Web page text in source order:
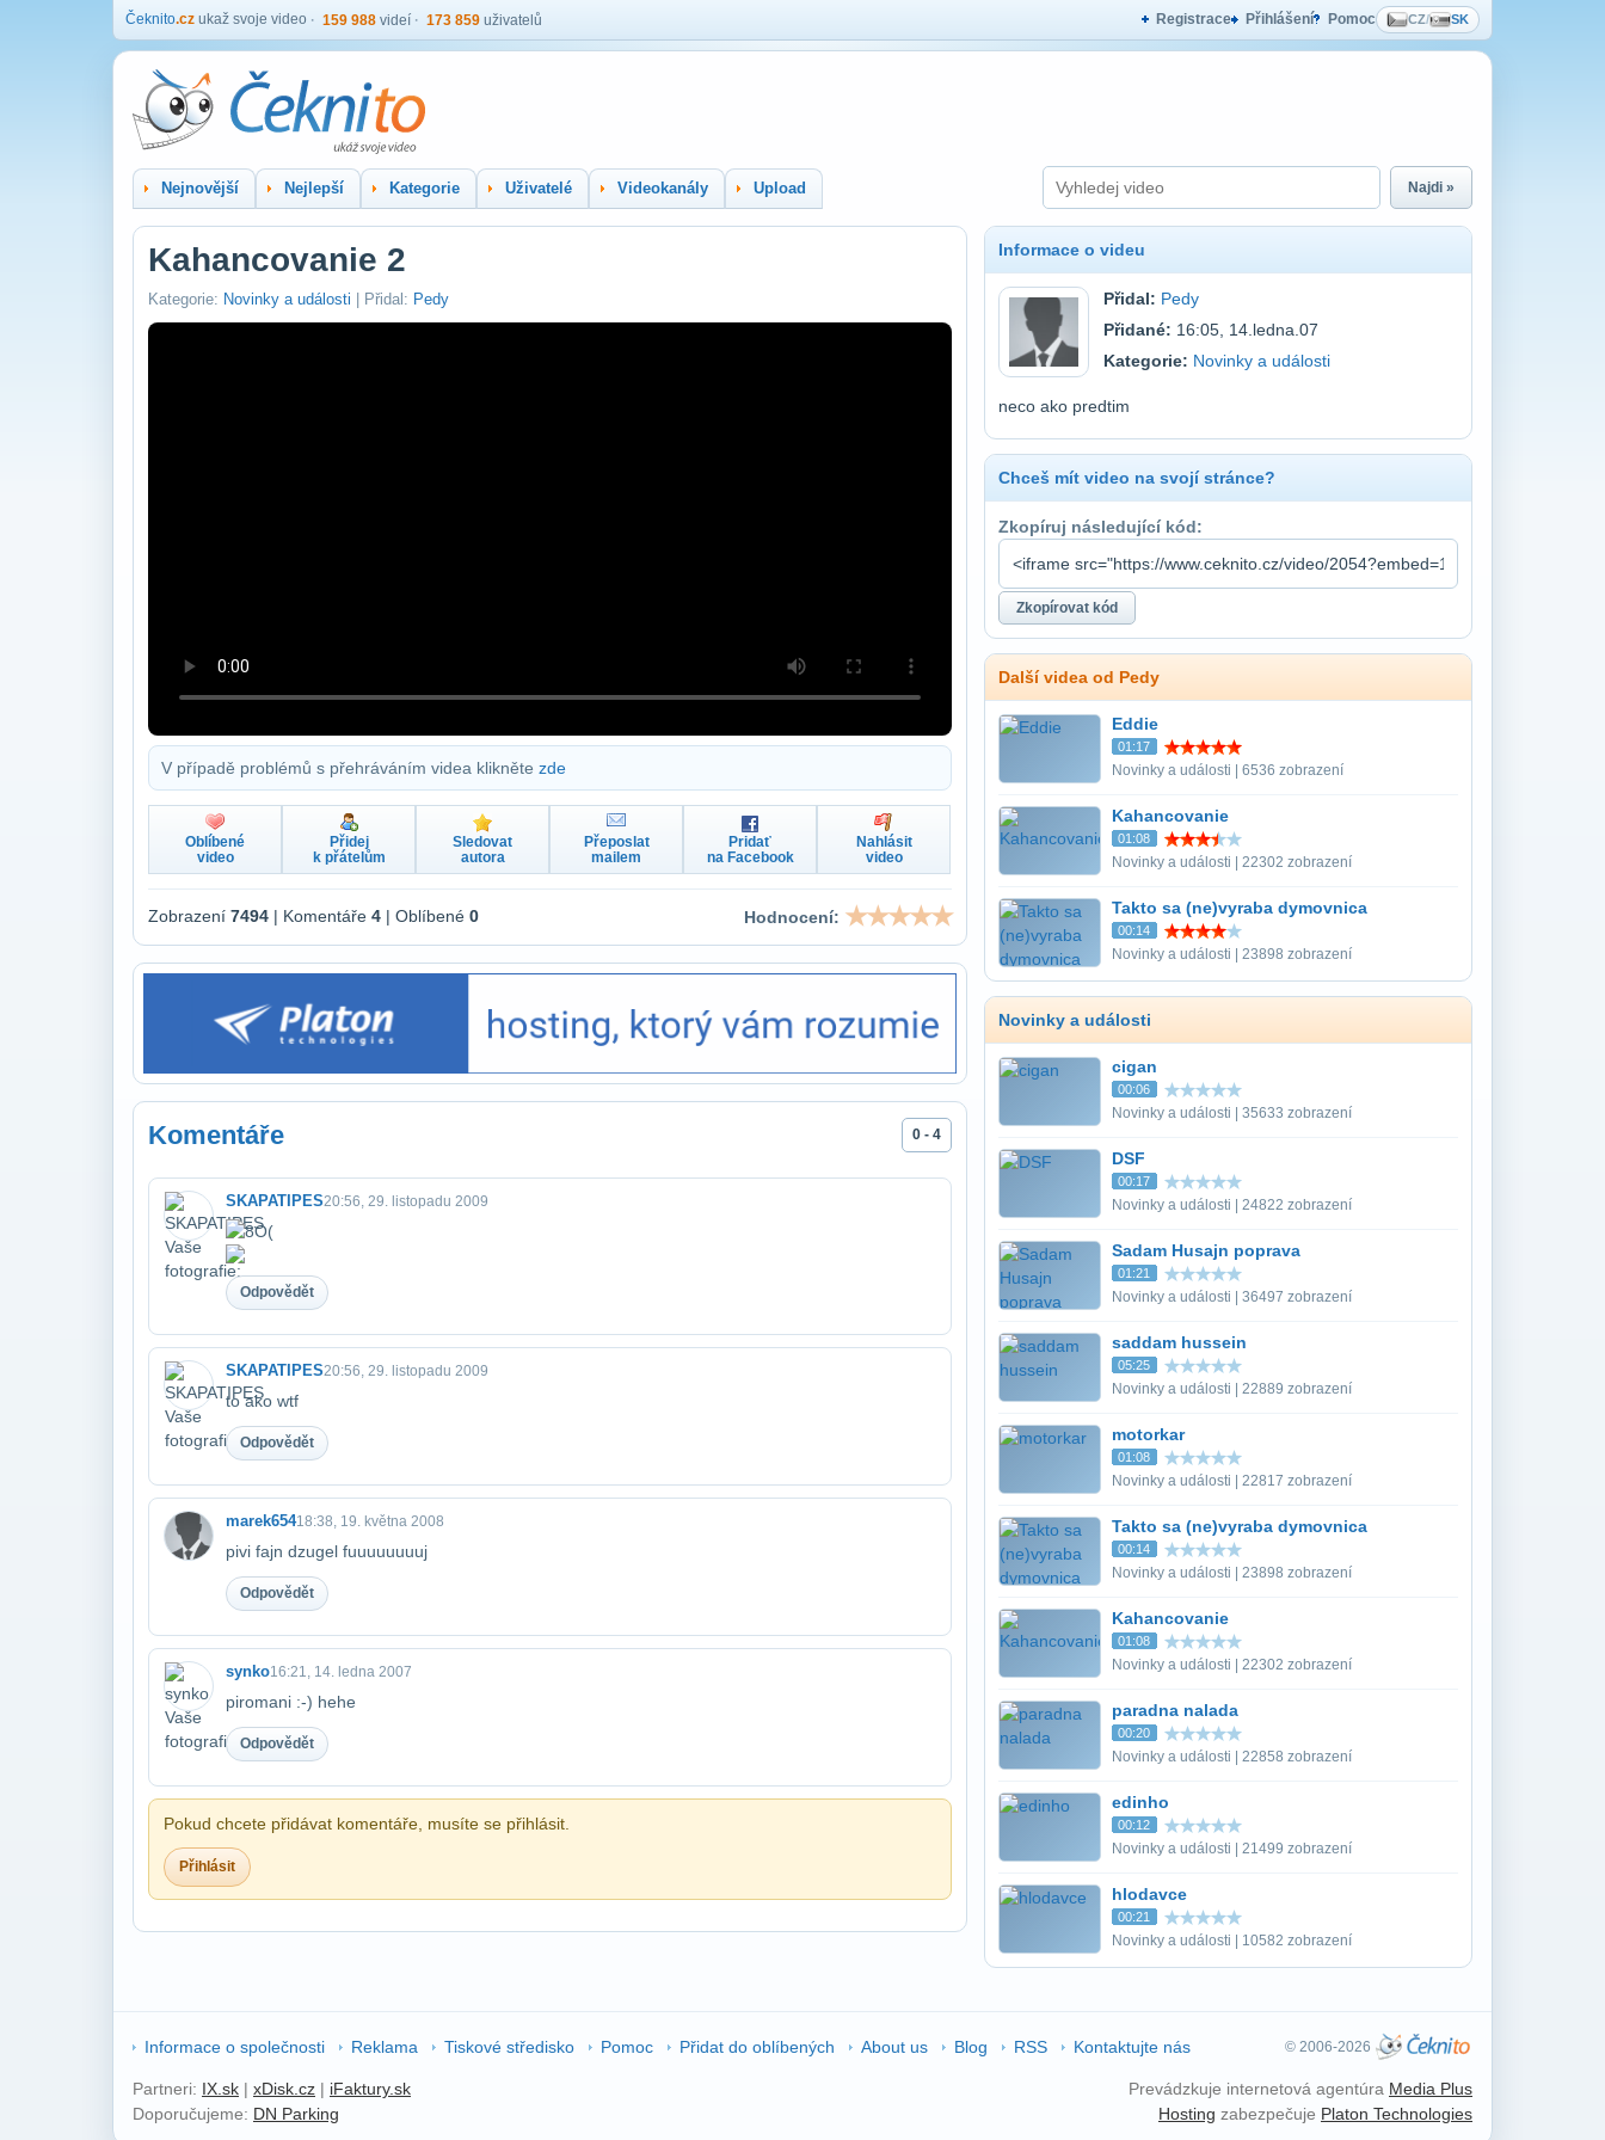
Čeknito.cz ukaž svoje video 159 988 videí 173 859 uživatelů Registrace Přihlášení Pomoc CZ/ SK
Nejnovější Nejlepší Kategorie Uživatelé Videokanály Upload Najdi »
Kahancovanie 2
Kategorie: Novinky a události | Přidal: Pedy
V případě problémů s přehráváním videa klikněte zde
Oblíbené
video
Přidej
k přátelům
Sledovat
autora
Přeposlat
mailem
Pridať
na Facebook
Nahlásit
video
Zobrazení 7494 | Komentáře 4 | Oblíbené 0 Hodnocení:
Komentáře 0 - 4
SKAPATIPES20:56, 29. listopadu 2009
Odpovědět
SKAPATIPES20:56, 29. listopadu 2009
to ako wtf
Odpovědět
marek65418:38, 19. května 2008
pivi fajn dzugel fuuuuuuuuj
Odpovědět
synko16:21, 14. ledna 2007
piromani :-) hehe
Odpovědět
Pokud chcete přidávat komentáře, musíte se přihlásit.
Přihlásit
Informace o videu
Přidal: Pedy
Přidané: 16:05, 14.ledna.07
Kategorie: Novinky a události
neco ako predtim
Chceš mít video na svojí stránce?
Zkopíruj následující kód:
Další videa od Pedy
Eddie
01:17
Novinky a události | 6536 zobrazení
Kahancovanie
01:08
Novinky a události | 22302 zobrazení
Takto sa (ne)vyraba dymovnica
00:14
Novinky a události | 23898 zobrazení
Novinky a události
cigan
00:06
Novinky a události | 35633 zobrazení
DSF
00:17
Novinky a události | 24822 zobrazení
Sadam Husajn poprava
01:21
Novinky a události | 36497 zobrazení
saddam hussein
05:25
Novinky a události | 22889 zobrazení
motorkar
01:08
Novinky a události | 22817 zobrazení
Takto sa (ne)vyraba dymovnica
00:14
Novinky a události | 23898 zobrazení
Kahancovanie
01:08
Novinky a události | 22302 zobrazení
paradna nalada
00:20
Novinky a události | 22858 zobrazení
edinho
00:12
Novinky a události | 21499 zobrazení
hlodavce
00:21
Novinky a události | 10582 zobrazení
Informace o společnosti Reklama Tiskové středisko Pomoc Přidat do oblíbených About us Blog RSS Kontaktujte nás © 2006-2026
Partneri: IX.sk | xDisk.cz | iFaktury.sk
Doporučujeme: DN Parking
Prevádzkuje internetová agentúra Media Plus
Hosting zabezpečuje Platon Technologies